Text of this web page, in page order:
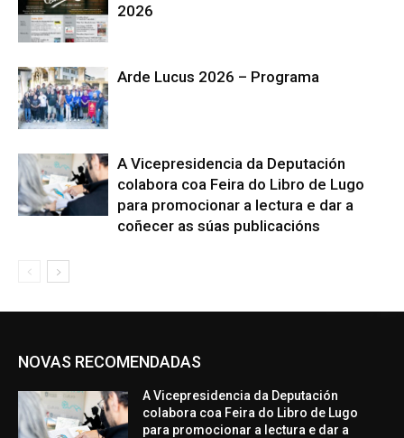
2026
Arde Lucus 2026 – Programa
A Vicepresidencia da Deputación
colabora coa Feira do Libro de Lugo
para promocionar a lectura e dar a
coñecer as súas publicacións
NOVAS RECOMENDADAS
A Vicepresidencia da Deputación
colabora coa Feira do Libro de Lugo
para promocionar a lectura e dar a